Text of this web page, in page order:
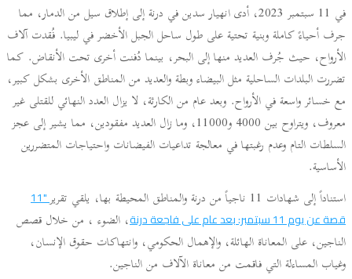
في 11 سبتمبر 2023، أدى انهيار سدين في درنة إلى إطلاق سيل من الدمار، مما
جرف أحياءً كاملة وبنية تحتية على طول ساحل الجبل الأخضر في ليبيا. فُقدت آلاف
الأرواح، حيث جُرف العديد منها إلى البحر، بينما دُفنت أخرى تحت الأنقاض. كما
تضررت البلدات الساحلية مثل البيضاء وبطة والعديد من المناطق الأخرى بشكل كبير،
مع خسائر واسعة في الأرواح. وبعد عام من الكارثة، لا يزال العدد النهائي للقتلى غير
معروف، ويتراوح بين 4000 و11000، وما زال العديد مفقودين، مما يشير إلى عجز
السلطات التام وعدم رغبتها في معالجة تداعيات الفيضانات واحتياجات المتضررين
الأساسية.
استناداً إلى شهادات 11 ناجياً من درنة والمناطق المحيطة بها، يلقي تقرير
"11
قصة عن يوم 11 سبتمبر: بعد عام على فاجعة درنة
، الضوء ، من خلال قصص
الناجين، على المعاناة الهائلة، والإهمال الحكومي، وانتهاكات حقوق الإنسان،
وغياب المساءلة التي فاقمت من معاناة الآلاف من الناجين.